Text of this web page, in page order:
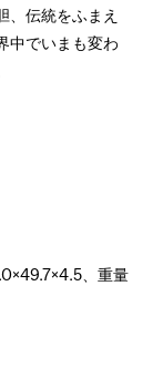
、伝統をふまえ
中でいまも変わ
、重量